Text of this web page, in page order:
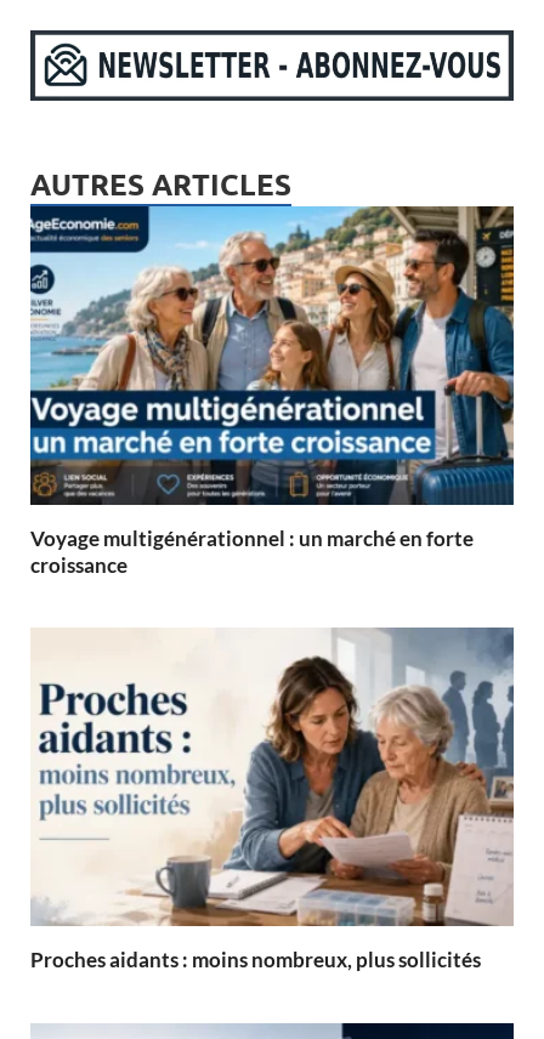
AUTRES ARTICLES
Voyage multigénérationnel : un marché en forte
croissance
Proches aidants : moins nombreux, plus sollicités